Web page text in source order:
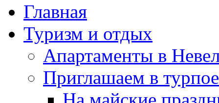
Главная
Туризм и отдых
Апартаменты в
Приглашаем в